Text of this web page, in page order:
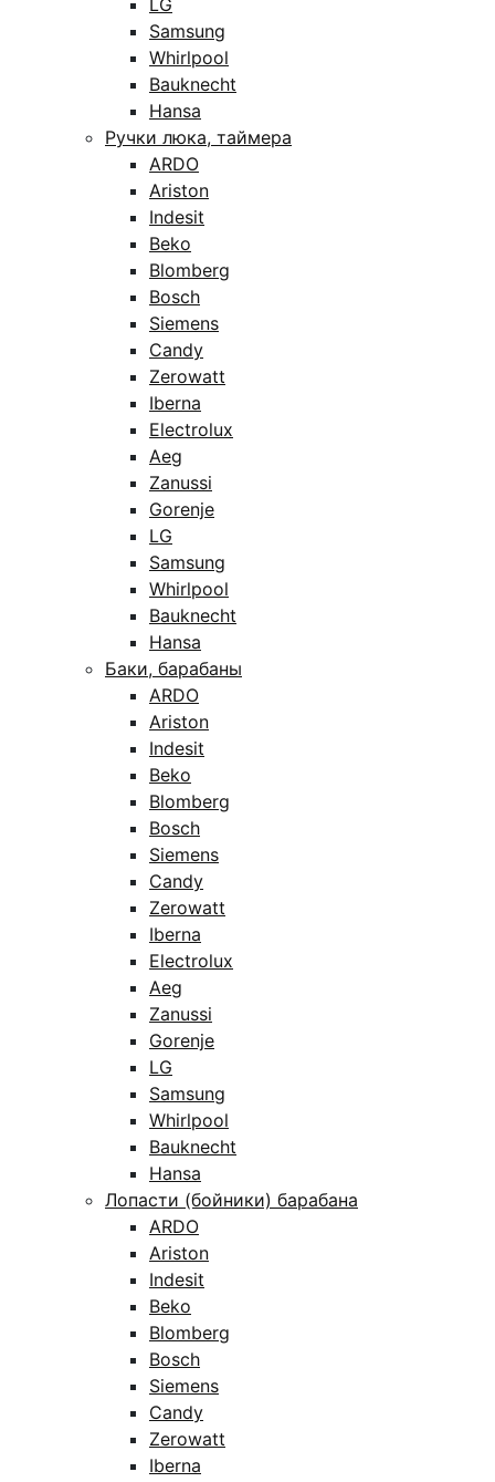
LG
Samsung
Whirlpool
Bauknecht
Hansa
Ручки люка, таймера
ARDO
Ariston
Indesit
Beko
Blomberg
Bosch
Siemens
Candy
Zerowatt
Iberna
Electrolux
Aeg
Zanussi
Gorenje
LG
Samsung
Whirlpool
Bauknecht
Hansa
Баки, барабаны
ARDO
Ariston
Indesit
Beko
Blomberg
Bosch
Siemens
Candy
Zerowatt
Iberna
Electrolux
Aeg
Zanussi
Gorenje
LG
Samsung
Whirlpool
Bauknecht
Hansa
Лопасти (бойники) барабана
ARDO
Ariston
Indesit
Beko
Blomberg
Bosch
Siemens
Candy
Zerowatt
Iberna